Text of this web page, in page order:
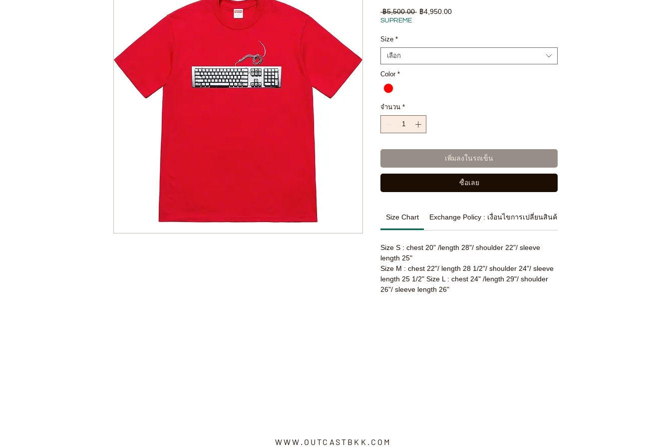
฿5,500.00 ราคา
฿4,950.00ราคา
SUPREME
Size *
เลือก
Color *
จำนวน *
เพิ่มลงในรถเข็น
ซื้อเลย
Size Chart Exchange Policy : เงื่อนไขการเปลี่ยนสินค้า
Size S : chest 20" /length 28"/ shoulder 22"/ sleeve
length 25"
Size M : chest 22"/ length 28 1/2"/ shoulder 24"/ sleeve
length 25 1/2" Size L : chest 24" /length 29"/ shoulder
26"/ sleeve length 26"
WWW.OUTCASTBKK.COM